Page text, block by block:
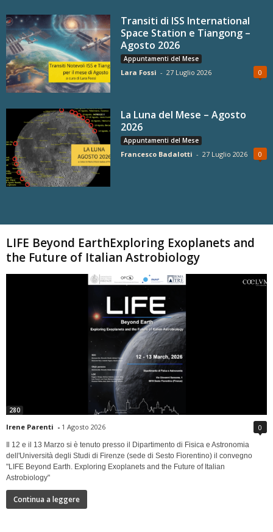
Transiti di ISS International
Space Station e Tiangong –
Agosto 2026
Appuntamenti del Mese
Lara Fossi - 27 Luglio 2026 0
La Luna del Mese – Agosto
2026
Appuntamenti del Mese
Francesco Badalotti - 27 Luglio 2026 0
LIFE Beyond EarthExploring Exoplanets and
the Future of Italian Astrobiology
280
Irene Parenti - 1 Agosto 2026 0
Il 12 e il 13 Marzo si è tenuto presso il Dipartimento di Fisica e Astronomia
dell'Università degli Studi di Firenze (sede di Sesto Fiorentino) il convegno
"LIFE Beyond Earth. Exploring Exoplanets and the Future of Italian
Astrobiology"
Continua a leggere